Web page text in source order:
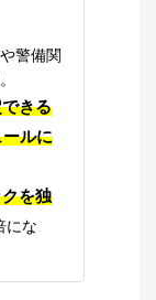
警備関
きる
ルに
を独
にな